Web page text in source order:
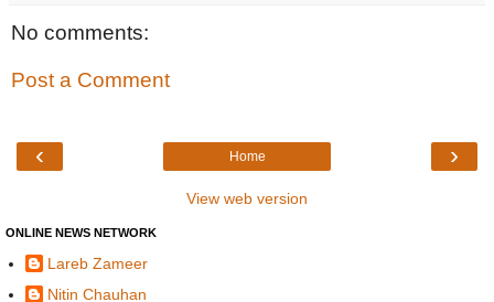
No comments:
Post a Comment
‹ ›
Home
View web version
ONLINE NEWS NETWORK
Lareb Zameer
Nitin Chauhan